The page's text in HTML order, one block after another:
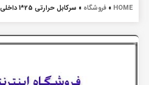
HOME
» فروشگاه » سرکابل حرارتی 25*1 داخلی گالا (پارس جلفا) 24 کیلو ولت با کابلشو مسی